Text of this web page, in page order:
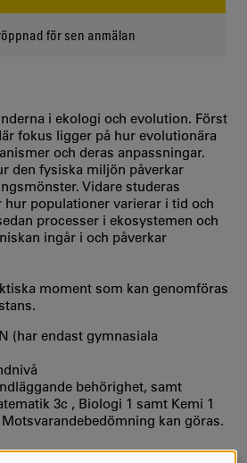
för sen anmälan
i ekologi och evolution. Först
fokus ligger på hur evolutionära
och deras anpassningar.
den fysiska miljön påverkar
Vidare studeras
populationer varierar i tid och
processer i ekosystemen och
ingår i och påverkar
moment som kan genomföras
(har endast gymnasiala
behörighet, samt
3c , Biologi 1 samt Kemi 1
kan göras.